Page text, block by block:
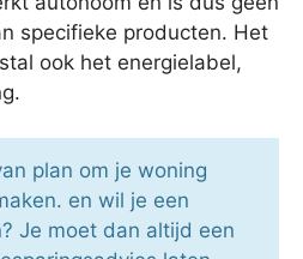
specifieke producten. Het
ook het energielabel,
plan om je woning
en wil je een
Je moet dan altijd een